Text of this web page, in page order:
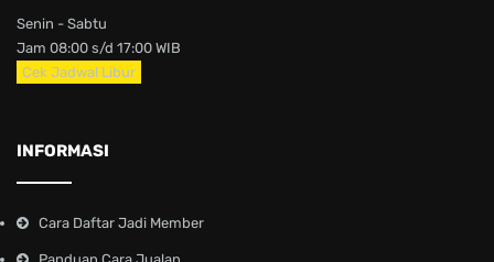
Senin - Sabtu
Jam 08:00 s/d 17:00 WIB
Cek Jadwal Libur
INFORMASI
Cara Daftar Jadi Member